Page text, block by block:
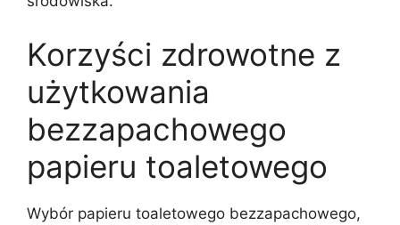
Korzyści zdrowotne z
użytkowania
bezzapachowego
papieru toaletowego
Wybór papieru toaletowego bezzapachowego,